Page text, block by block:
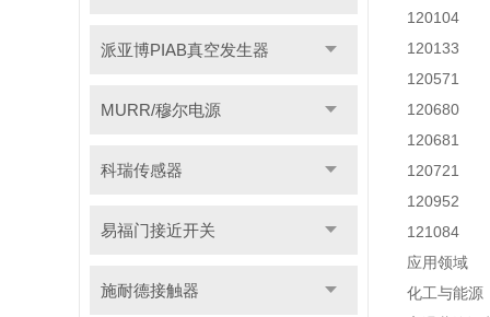
派亚博PIAB真空发生器
MURR/穆尔电源
科瑞传感器
易福门接近开关
施耐德接触器
120104
120133
120571
120680
120681
120721
120952
121084
应用领域
化工与能源